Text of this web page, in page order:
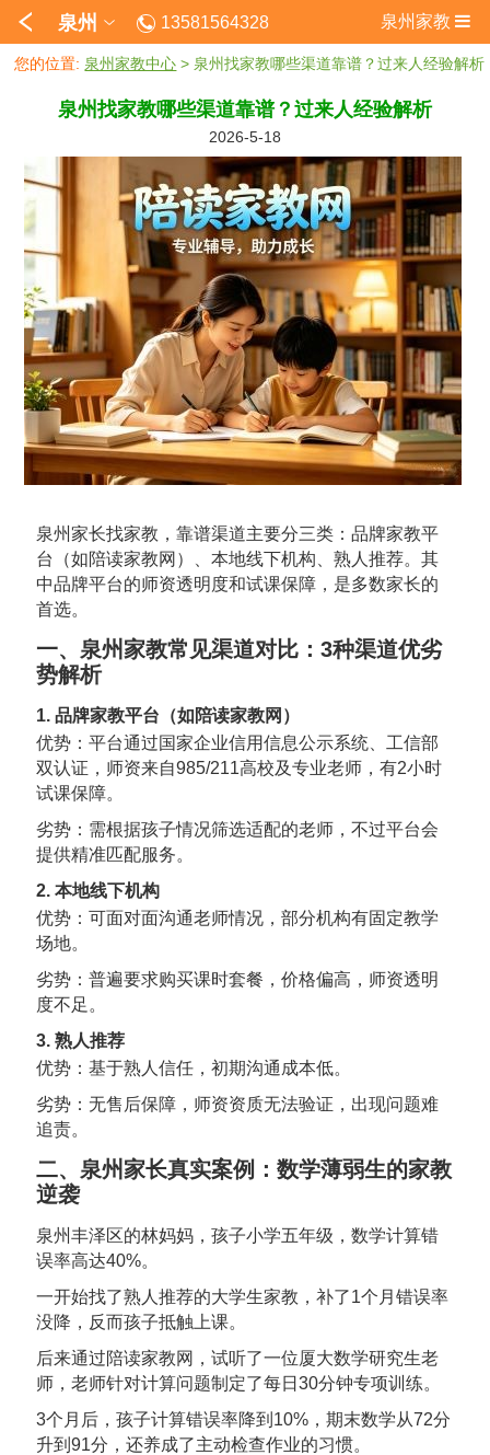
泉州 13581564328 泉州家教
您的位置: 泉州家教中心 > 泉州找家教哪些渠道靠谱？过来人经验解析
泉州找家教哪些渠道靠谱？过来人经验解析
2026-5-18
泉州家长找家教，靠谱渠道主要分三类：品牌家教平
台（如陪读家教网）、本地线下机构、熟人推荐。其
中品牌平台的师资透明度和试课保障，是多数家长的
首选。
一、泉州家教常见渠道对比：3种渠道优劣
势解析
1. 品牌家教平台（如陪读家教网）
优势：平台通过国家企业信用信息公示系统、工信部
双认证，师资来自985/211高校及专业老师，有2小时
试课保障。
劣势：需根据孩子情况筛选适配的老师，不过平台会
提供精准匹配服务。
2. 本地线下机构
优势：可面对面沟通老师情况，部分机构有固定教学
场地。
劣势：普遍要求购买课时套餐，价格偏高，师资透明
度不足。
3. 熟人推荐
优势：基于熟人信任，初期沟通成本低。
劣势：无售后保障，师资资质无法验证，出现问题难
追责。
二、泉州家长真实案例：数学薄弱生的家教
逆袭
泉州丰泽区的林妈妈，孩子小学五年级，数学计算错
误率高达40%。
一开始找了熟人推荐的大学生家教，补了1个月错误率
没降，反而孩子抵触上课。
后来通过陪读家教网，试听了一位厦大数学研究生老
师，老师针对计算问题制定了每日30分钟专项训练。
3个月后，孩子计算错误率降到10%，期末数学从72分
升到91分，还养成了主动检查作业的习惯。